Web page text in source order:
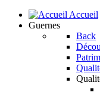
Accueil
Guernes
Back